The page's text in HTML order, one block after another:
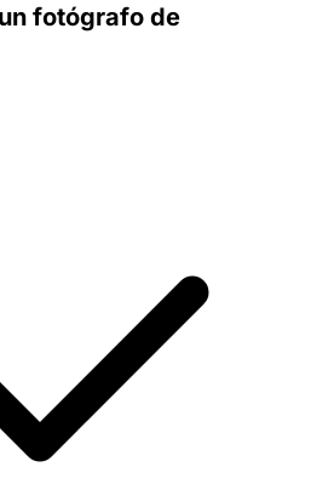
fotógrafo de